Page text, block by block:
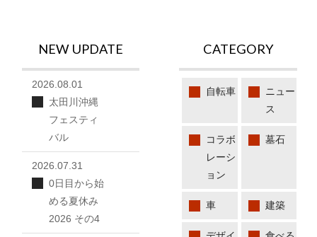
CATEGORY
自転車
ニュー
ス
コラボ
レーシ
ョン
墓石
車 建築
NEW UPDATE
2026.08.01
太田川沖縄
フェスティ
バル
2026.07.31
0日目から始
める夏休み
2026 その4